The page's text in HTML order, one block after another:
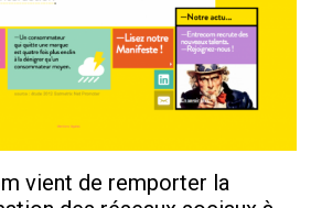
vient de remporter la